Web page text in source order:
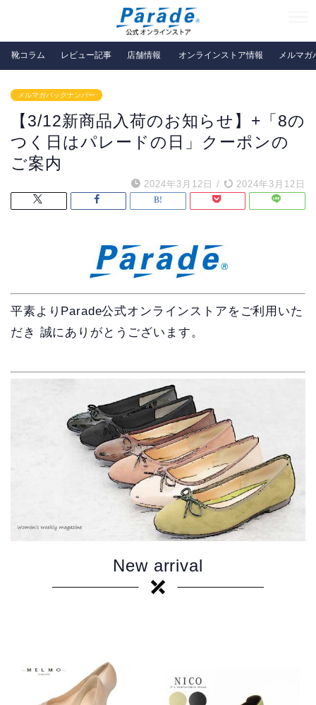
靴コラム レビュー記事 店舗情報 オンラインストア情報 メルマガ
メルマガバックナンバー
【3/12新商品入荷のお知らせ】+「8の
つく日はパレードの日」クーポンの
ご案内
2024年3月12日 / 2024年3月12日
平素よりParade公式オンラインストアをご利用いた
だき 誠にありがとうございます。
New arrival